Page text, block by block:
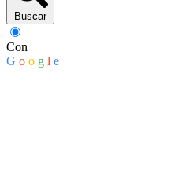
Buscar
Con
G o o g l e